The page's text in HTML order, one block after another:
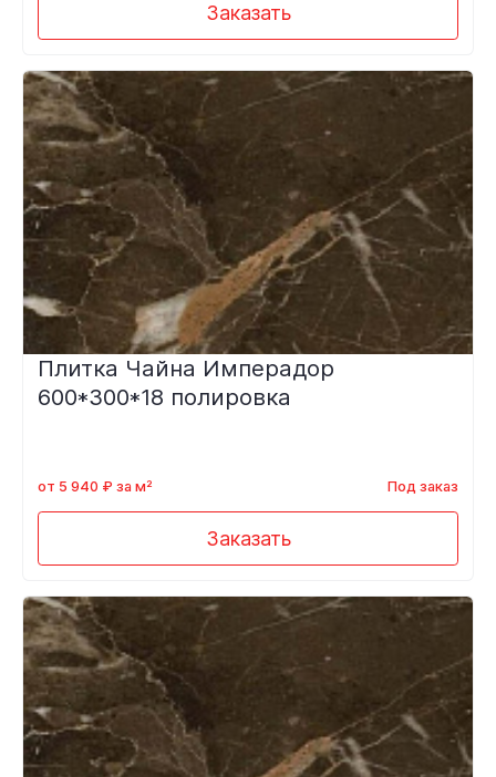
Заказать
Плитка Чайна Имперадор
600*300*18 полировка
от 5 940 ₽ за м² Под заказ
Заказать